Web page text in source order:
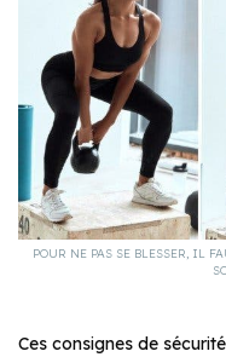
POUR NE PAS SE BLESSER, IL
Ces consignes de